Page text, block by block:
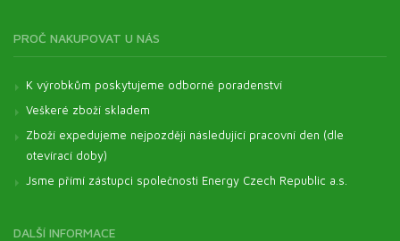
PROČ NAKUPOVAT U NÁS
K výrobkům poskytujeme odborné poradenství
Veškeré zboží skladem
Zboží expedujeme nejpozději následující pracovní den (dle
otevírací doby)
Jsme přímí zástupci společnosti Energy Czech Republic a.s.
DALŠÍ INFORMACE